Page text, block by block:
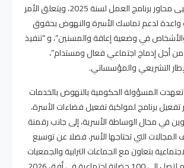
واستعرضت ابن يحيى محاور برنامج العمل لسنة 2025، ويتعلق الأمر
واعدة لدعم تماسك الأسرة والنهوض بحقوق
في وضعية إعاقة والمسنين”، و “تنفيذ
من أجل إدماج اجتماعي فعال ومستدام”،
التشريعي والمؤسساتي.
المسؤولة الحكومية بالنهوض بالخدمات
تفعيل برنامج لمواكبة تفعيل فضاءات الأسرة،
في مجال الوساطة الأسرية، إلى جانب رقمنة
التي تحتاجها الأسر، فضلا عن توسيع
بتعاون مع الجماعات الترابية والجمعيات